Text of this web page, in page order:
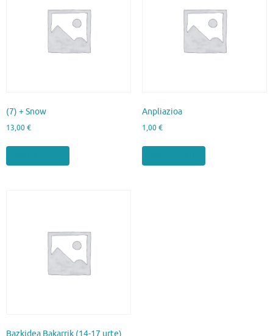
(7) + Snow
13,00 €
Anpliazioa
1,00 €
Bazkidea Bakarrik (14-17 urte)